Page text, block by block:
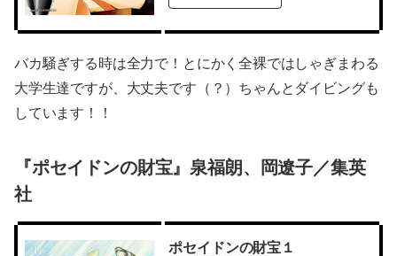
バカ騒ぎする時は全力で！とにかく全裸ではしゃぎまわる
大学生達ですが、大丈夫です（？）ちゃんとダイビングも
しています！！
『ポセイドンの財宝』泉福朗、岡遼子／集英
社
ポセイドンの財宝１